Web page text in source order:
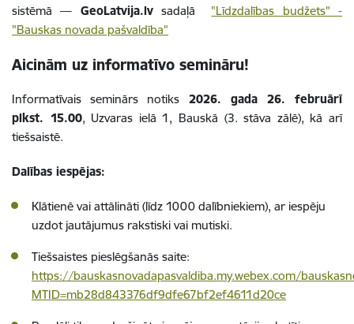
sistēmā — GeoLatvija.lvsadaļā "Līdzdalības budžets" -
"Bauskas novada pašvaldība"
Aicinām uz informatīvo semināru!
Informatīvais seminārs notiks 2026. gada 26. februārī
plkst. 15.00, Uzvaras ielā 1, Bauskā (3. stāva zālē), kā arī
tiešsaistē.
Dalības iespējas:
Klātienē vai attālināti (līdz 1000 dalībniekiem), ar iespēju
uzdot jautājumus rakstiski vai mutiski.
Tiešsaistes pieslēgšanās saite:
https://bauskasnovadapasvaldiba.my.webex.com/
MTID=mb28d843376df9dfe67bf2ef4611d20ce